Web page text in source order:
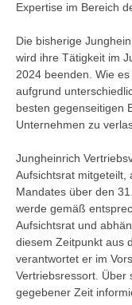
Expertise im Bereich
Die bisherige
wird ihre Tätigkeit im
2024 beenden. Wie
aufgrund
besten gegenseitigen
Unternehmen zu
Jungheinrich
Aufsichtsrat mitgeteilt,
Mandates über den
werde gemäß
Aufsichtsrat und
diesem Zeitpunkt aus
verantwortet er im
Vertriebsressort. Über
gegebener Zeit